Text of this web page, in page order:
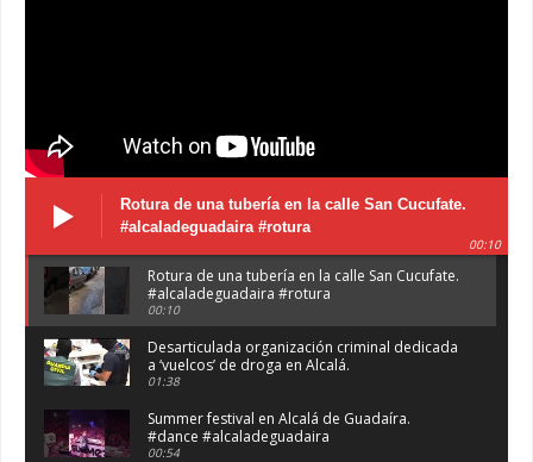
Rotura de una tubería en la calle San Cucufate.
#alcaladeguadaira #rotura
00:10
Rotura de una tubería en la calle San Cucufate.
#alcaladeguadaira #rotura
00:10
Desarticulada organización criminal dedicada
a ‘vuelcos’ de droga en Alcalá.
01:38
Summer festival en Alcalá de Guadaíra.
#dance #alcaladeguadaira
00:54